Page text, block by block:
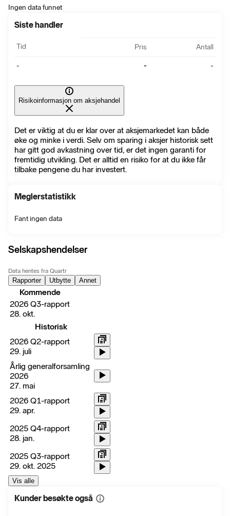
Ingen data funnet
Siste handler
Tid Pris Antall
- - -
Risikoinformasjon om aksjehandel
Det er viktig at du er klar over at aksjemarkedet kan både
øke og minke i verdi. Selv om sparing i aksjer historisk sett
har gitt god avkastning over tid, er det ingen garanti for
fremtidig utvikling. Det er alltid en risiko for at du ikke får
tilbake pengene du har investert.
Meglerstatistikk
Fant ingen data
Selskapshendelser
Data hentes fra Quartr
Rapporter Utbytte Annet
Kommende
2026 Q3-rapport
28. okt.
Historisk
2026 Q2-rapport
29. juli
Årlig generalforsamling
2026
27. mai
2026 Q1-rapport
29. apr.
2025 Q4-rapport
28. jan.
2025 Q3-rapport
29. okt. 2025
Vis alle
Kunder besøkte også Vis